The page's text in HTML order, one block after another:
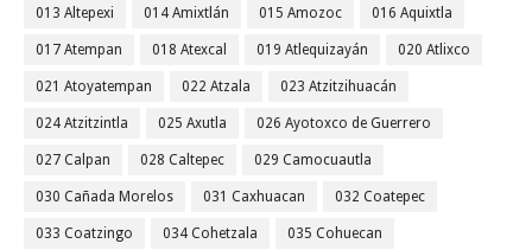
013 Altepexi 014 Amixtlán 015 Amozoc 016 Aquixtla
017 Atempan 018 Atexcal 019 Atlequizayán 020 Atlixco
021 Atoyatempan 022 Atzala 023 Atzitzihuacán
024 Atzitzintla 025 Axutla 026 Ayotoxco de Guerrero
027 Calpan 028 Caltepec 029 Camocuautla
030 Cañada Morelos 031 Caxhuacan 032 Coatepec
033 Coatzingo 034 Cohetzala 035 Cohuecan